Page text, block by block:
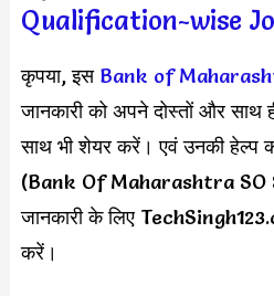
Qualification-wise
कृपया, इस Bank of
जानकारी को अपने दोस्तों और साथ
साथ भी शेयर करें। एवं उनकी हेल्प
(Bank Of Maharashtra
जानकारी के लिए
करें।